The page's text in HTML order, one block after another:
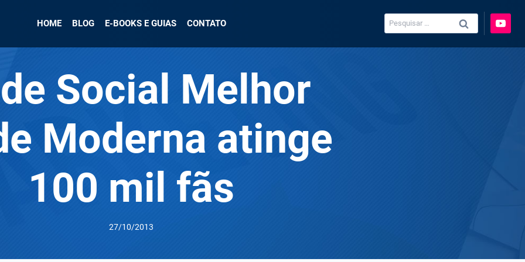
HOME BLOG E-BOOKS E GUIAS CONTATO
Pesquisar
por:
Social Melhor
Moderna atinge
100 mil fãs
27/10/2013